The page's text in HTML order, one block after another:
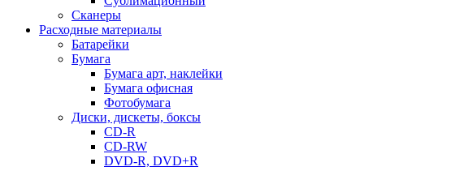
Сканеры
Расходные материалы
Батарейки
Бумага
Бумага арт, наклейки
Бумага офисная
Фотобумага
Диски, дискеты, боксы
CD-R
CD-RW
DVD-R, DVD+R